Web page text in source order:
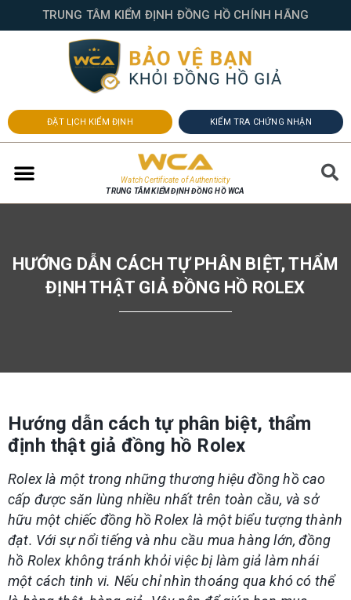
TRUNG TÂM KIỂM ĐỊNH ĐỒNG HỒ CHÍNH HÃNG
ĐẶT LỊCH KIỂM ĐỊNH KIỂM TRA CHỨNG NHẬN
Watch Certificate of Authenticity
TRUNG TÂM KIỂM ĐỊNH ĐỒNG HỒ WCA
HƯỚNG DẪN CÁCH TỰ PHÂN BIỆT, THẨM
ĐỊNH THẬT GIẢ ĐỒNG HỒ ROLEX
Hướng dẫn cách tự phân biệt, thẩm
định thật giả đồng hồ Rolex
Rolex là một trong những thương hiệu đồng hồ cao
cấp được săn lùng nhiều nhất trên toàn cầu, và sở
hữu một chiếc đồng hồ Rolex là một biểu tượng thành
đạt. Với sự nổi tiếng và nhu cầu mua hàng lớn, đồng
hồ Rolex không tránh khỏi việc bị làm giả làm nhái
một cách tinh vi. Nếu chỉ nhìn thoáng qua khó có thể